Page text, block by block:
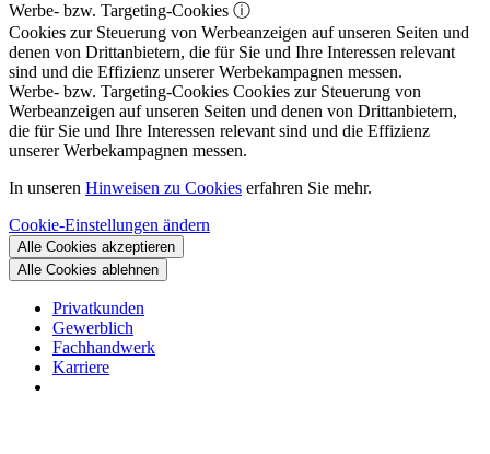
Werbe- bzw. Targeting-Cookies ⓘ
Cookies zur Steuerung von Werbeanzeigen auf unseren Seiten und
denen von Drittanbietern, die für Sie und Ihre Interessen relevant
sind und die Effizienz unserer Werbekampagnen messen.
Werbe- bzw. Targeting-Cookies Cookies zur Steuerung von
Werbeanzeigen auf unseren Seiten und denen von Drittanbietern,
die für Sie und Ihre Interessen relevant sind und die Effizienz
unserer Werbekampagnen messen.
In unseren Hinweisen zu Cookies erfahren Sie mehr.
Cookie-Einstellungen ändern
Alle Cookies akzeptieren
Alle Cookies ablehnen
Privatkunden
Gewerblich
Fachhandwerk
Karriere